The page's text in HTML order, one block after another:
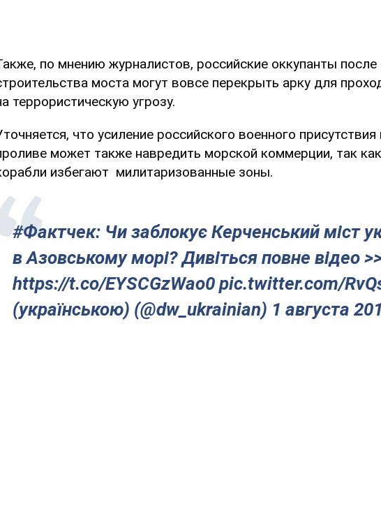
по мнению журналистов, российские оккупанты
моста могут вовсе перекрыть арку для
террористическую угрозу.
что усиление российского военного
может также навредить морской коммерции, так
избегают милитаризованные зоны.
#Фактчек: Чи заблокує Керченський міст
в Азовському морі? Дивіться повне відео
https://t.co/EYSCGzWao0 pic.twitter.com/
(українською) (@dw_ukrainian) 1 августа